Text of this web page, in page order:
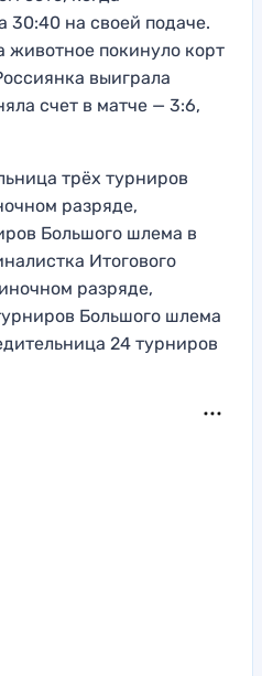
30:40 на своей подаче.
животное покинуло корт
выиграла
счет в матче — 3:6,
трёх турниров
разряде,
Большого шлема в
Итогового
разряде,
Большого шлема
24 турниров